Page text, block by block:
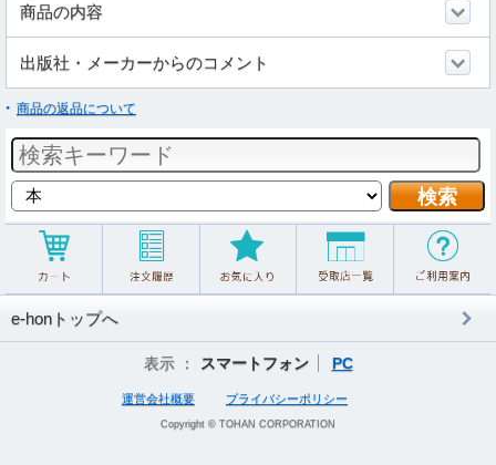
商品の内容
出版社・メーカーからのコメント
商品の返品について
e-honトップへ
表示 ： スマートフォン PC
運営会社概要 プライバシーポリシー
Copyright © TOHAN CORPORATION